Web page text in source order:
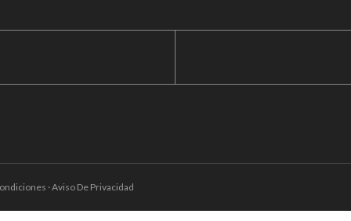
· Aviso De Privacidad